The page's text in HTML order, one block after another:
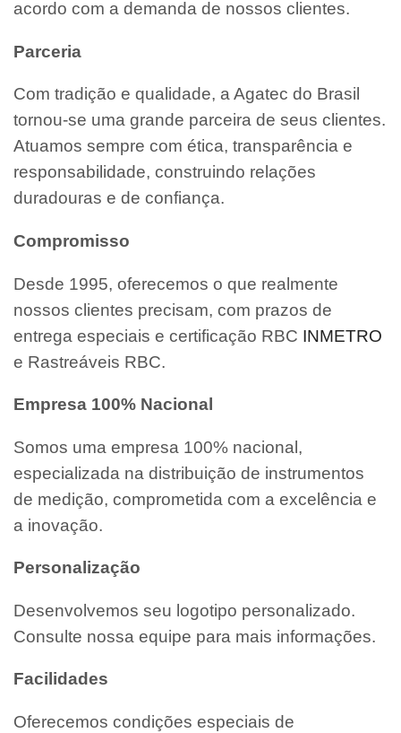
acordo com a demanda de nossos clientes.
Parceria
Com tradição e qualidade, a Agatec do Brasil
tornou-se uma grande parceira de seus clientes.
Atuamos sempre com ética, transparência e
responsabilidade, construindo relações
duradouras e de confiança.
Compromisso
Desde 1995, oferecemos o que realmente
nossos clientes precisam, com prazos de
entrega especiais e certificação RBC INMETRO
e Rastreáveis RBC.
Empresa 100% Nacional
Somos uma empresa 100% nacional,
especializada na distribuição de instrumentos
de medição, comprometida com a excelência e
a inovação.
Personalização
Desenvolvemos seu logotipo personalizado.
Consulte nossa equipe para mais informações.
Facilidades
Oferecemos condições especiais de